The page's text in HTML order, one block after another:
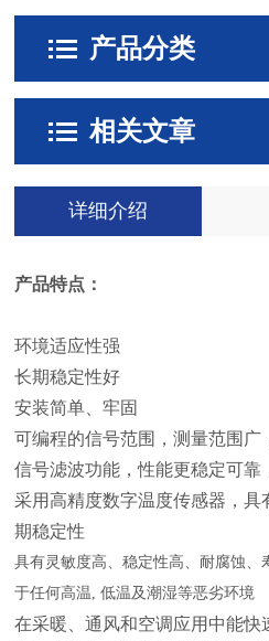
产品分类
相关文章
详细介绍
产品特点：
环境适应性强
长期稳定性好
安装简单、牢固
可编程的信号范围，测量范围广
信号滤波功能，性能更稳定可靠
采用高精度数字温度传感器，具
期稳定性
具有灵敏度高、稳定性高、耐腐蚀、
于任何高温, 低温及潮湿等恶劣环境
在采暖、通风和空调应用中能快